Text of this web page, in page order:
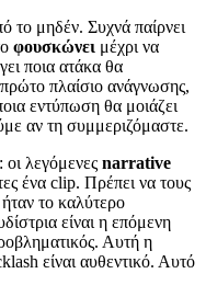
το μηδέν. Συχνά παίρνει
φουσκώνει μέχρι να
ποια ατάκα θα
πλαίσιο ανάγνωσης,
εντύπωση θα μοιάζει
αν τη συμμεριζόμαστε.
οι λεγόμενες narrative
ένα clip. Πρέπει να τους
το καλύτερο
είναι η επόμενη
Αυτή η
είναι αυθεντικό. Αυτό